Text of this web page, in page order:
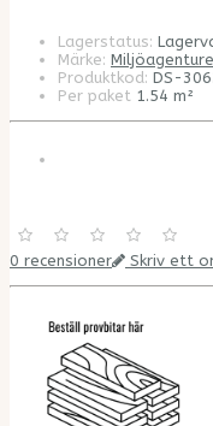
Lagerstatus:
Märke:
Produktkod: DS-
Per paket 1.54 m²
0 recensioner Skriv ett